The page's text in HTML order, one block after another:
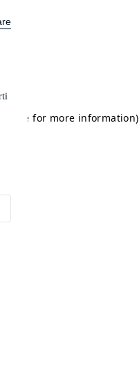
for more information)